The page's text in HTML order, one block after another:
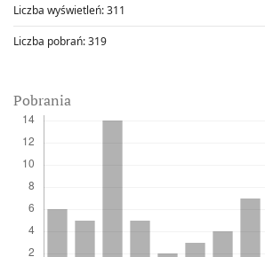
Liczba wyświetleń:311
Liczba pobrań:319
Pobrania